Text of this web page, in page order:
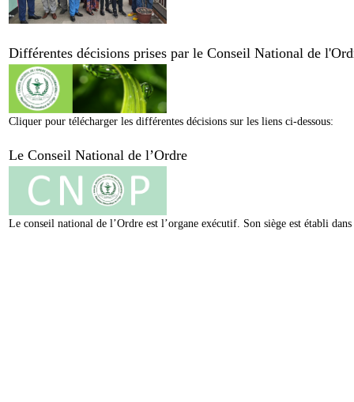
Différentes décisions prises par le Conseil National de
Cliquer pour télécharger les différentes décisions sur les liens ci-dessous:
Le Conseil National de l’Ordre
Le conseil national de l’Ordre est l’organe exécutif. Son siège est établi